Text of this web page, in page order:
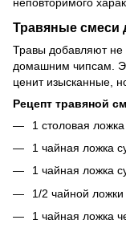
Травяные смеси
Травы добавляют не
домашним чипсам.
ценит изысканные,
Рецепт травяной
1 столовая
1 чайная ложка
1 чайная ложка
1/2 чайной
1 чайная ложка